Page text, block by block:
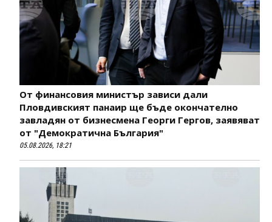
От финансовия министър зависи дали
Пловдивският панаир ще бъде окончателно
завладян от бизнесмена Георги Гергов, заявяват
от "Демократична България"
05.08.2026, 18:21